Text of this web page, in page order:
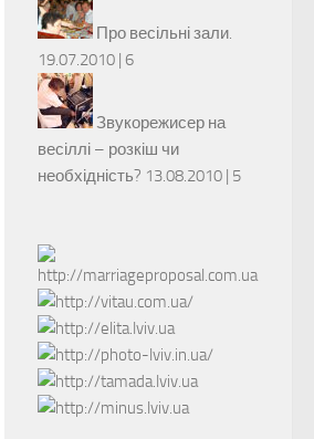
Про весільні зали.
19.07.2010 | 6
Звукорежисер на
весіллі – розкіш чи
необхідність? 13.08.2010 | 5